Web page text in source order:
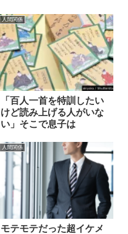
人間関係
「百人一首を特訓したい
けど読み上げる人がいな
い」そこで息子は
人間関係
モテモテだった超イケメ